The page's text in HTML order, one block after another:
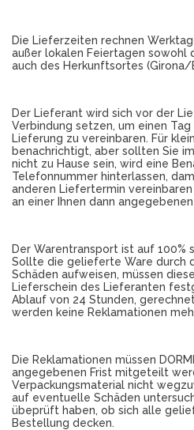
Die Lieferzeiten rechnen
außer lokalen Feiertagen sowohl
auch des Herkunftsortes (Girona/
Der Lieferant wird sich vor der
Verbindung setzen, um einen
Lieferung zu vereinbaren. Für
benachrichtigt, aber sollten Sie
nicht zu Hause sein, wird eine
Telefonnummer hinterlassen,
anderen Liefertermin
an einer Ihnen dann
Der Warentransport ist auf 100%
Sollte die gelieferte Ware durch
Schäden aufweisen, müssen
Lieferschein des Lieferanten
Ablauf von 24 Stunden,
werden keine Reklamationen
Die Reklamationen müssen
angegebenen Frist mitgeteilt
Verpackungsmaterial nicht
auf eventuelle Schäden
übeprüft haben, ob sich alle
Bestellung decken.